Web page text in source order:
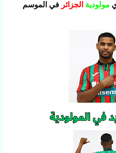
مولودية الجزائر في الموسم